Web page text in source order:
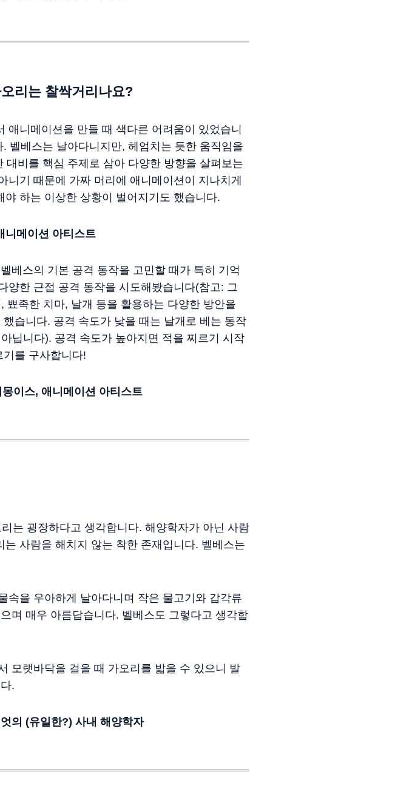
리는 찰싹거리나요?
니메이션을 만들 때 색다른 어려움이 있었습니
벨베스는 날아다니지만, 헤엄치는 듯한 움직임을
비를 핵심 주제로 삼아 다양한 방향을 살펴보는
기 때문에 가짜 머리에 애니메이션이 지나치게
하는 이상한 상황이 벌어지기도 했습니다.
니메이션 아티스트
베스의 기본 공격 동작을 고민할 때가 특히 기억
양한 근접 공격 동작을 시도해봤습니다(참고: 그
족한 치마, 날개 등을 활용하는 다양한 방안을
습니다. 공격 속도가 낮을 때는 날개로 베는 동작
닙니다). 공격 속도가 높아지면 적을 찌르기 시작
를 구사합니다!
몽이스, 애니메이션 아티스트
는 굉장하다고 생각합니다. 해양학자가 아닌 사람
사람을 해치지 않는 착한 존재입니다. 벨베스는
속을 우아하게 날아다니며 작은 물고기와 갑각류
며 매우 아름답습니다. 벨베스도 그렇다고 생각합
모랫바닥을 걸을 때 가오리를 밟을 수 있으니 발
.
의 (유일한?) 사내 해양학자